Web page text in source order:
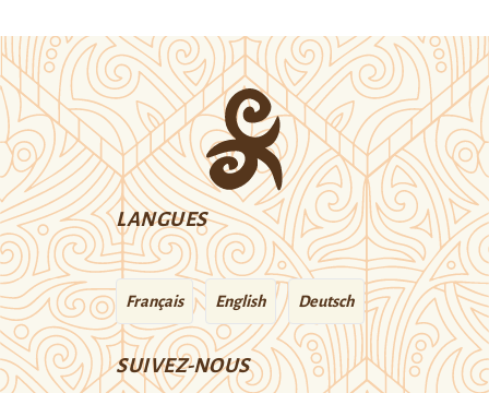
LANGUES
Français English Deutsch
SUIVEZ-NOUS